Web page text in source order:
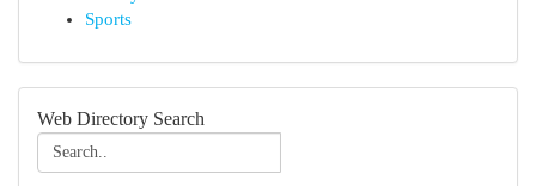
Sports
Web Directory Search